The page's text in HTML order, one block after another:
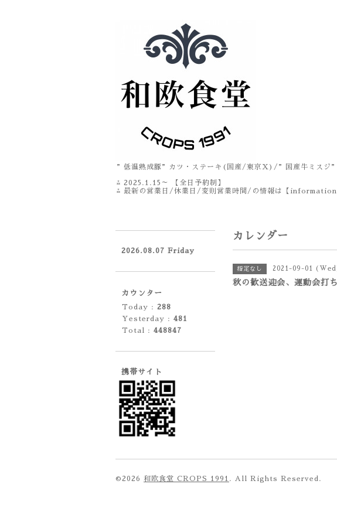
”低温熟成豚”カツ・ステーキ(国産/東京X)/”国産牛ミスジ”
⁂ 2025.1.15～ 【全日予約制】
⁂ 最新の営業日/休業日/変則営業時間/の情報は【information
カレンダー
指定なし 2021-09-01
秋の歓送迎会、運動会打
2026.08.07 Friday
カウンター
Today : 288
Yesterday : 481
Total : 448847
携帯サイト
©2026 和欧食堂 CROPS 1991 . All Rights Reserved.